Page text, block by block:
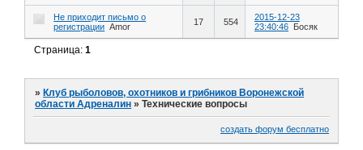
Не приходит письмо о
регистрации Amor 17 554
2015-12-23
23:40:46
Босяк
Страница:1
» Клуб рыболовов, охотников и грибников Воронежской
области Адреналин »Технические вопросы
создать форум бесплатно